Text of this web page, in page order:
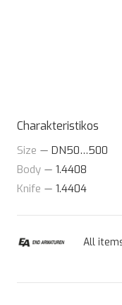
Charakteristikos
Size — DN50…500
Body — 1.4408
Knife — 1.4404
All